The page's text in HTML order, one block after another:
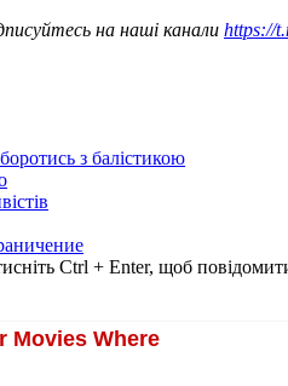
на наші канали https://
з балістикою
Ctrl + Enter, щоб